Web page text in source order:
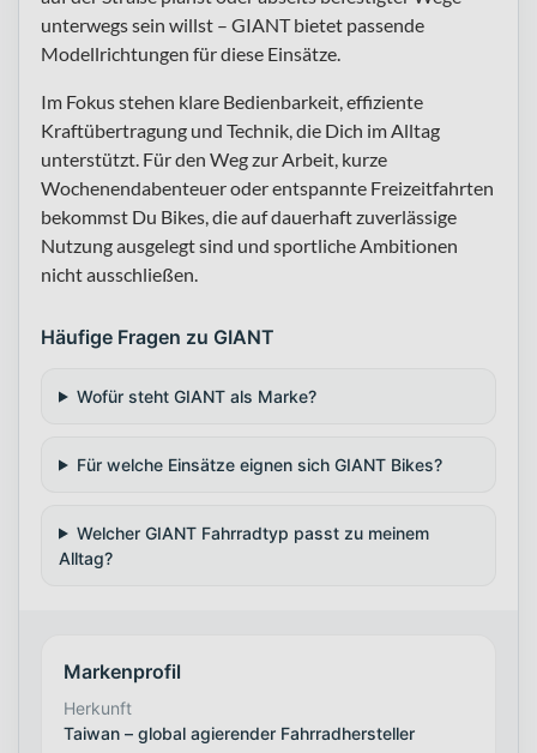
unterwegs sein willst – GIANT bietet passende
Modellrichtungen für diese Einsätze.
Im Fokus stehen klare Bedienbarkeit, effiziente
Kraftübertragung und Technik, die Dich im Alltag
unterstützt. Für den Weg zur Arbeit, kurze
Wochenendabenteuer oder entspannte Freizeitfahrten
bekommst Du Bikes, die auf dauerhaft zuverlässige
Nutzung ausgelegt sind und sportliche Ambitionen
nicht ausschließen.
Häufige Fragen zu GIANT
Wofür steht GIANT als Marke?
Für welche Einsätze eignen sich GIANT Bikes?
Welcher GIANT Fahrradtyp passt zu meinem
Alltag?
Markenprofil
Herkunft
Taiwan – global agierender Fahrradhersteller